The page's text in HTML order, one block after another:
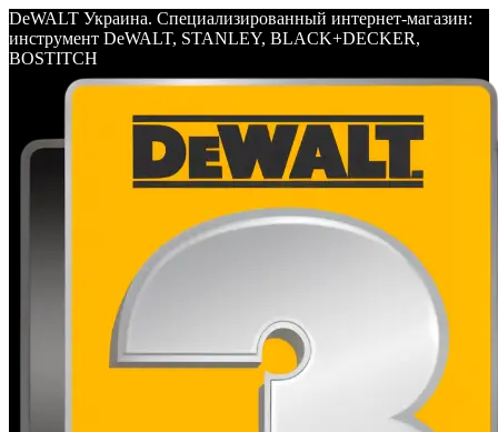
DeWALT Украина. Специализированный интернет-магазин:
инструмент DeWALT, STANLEY, BLACK+DECKER,
BOSTITCH